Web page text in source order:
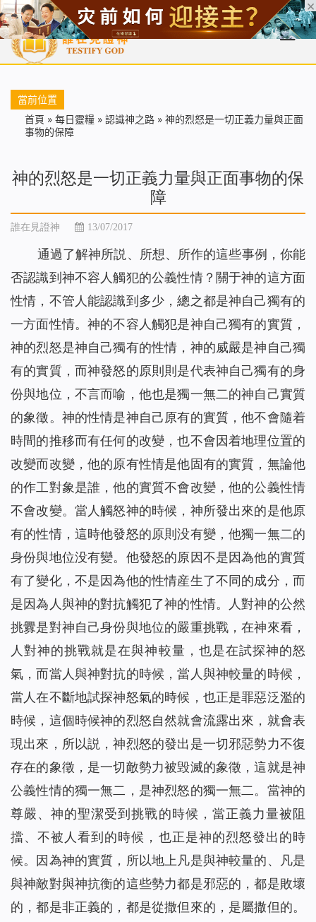
首頁 每日靈糧 天國福音 基督徒見證 信仰解答 聖經
當前位置
首頁 » 每日靈糧 » 認識神之路 » 神的烈怒是一切正義力量與正面
事物的保障
神的烈怒是一切正義力量與正面事物的保
障
誰在見證神 13/07/2017
通過了解神所説、所想、所作的這些事例，你能
否認識到神不容人觸犯的公義性情？關于神的這方面
性情，不管人能認識到多少，總之都是神自己獨有的
一方面性情。神的不容人觸犯是神自己獨有的實質，
神的烈怒是神自己獨有的性情，神的威嚴是神自己獨
有的實質，而神發怒的原則則是代表神自己獨有的身
份與地位，不言而喻，他也是獨一無二的神自己實質
的象徵。神的性情是神自己原有的實質，他不會隨着
時間的推移而有任何的改變，也不會因着地理位置的
改變而改變，他的原有性情是他固有的實質，無論他
的作工對象是誰，他的實質不會改變，他的公義性情
不會改變。當人觸怒神的時候，神所發出來的是他原
有的性情，這時他發怒的原則没有變，他獨一無二的
身份與地位没有變。他發怒的原因不是因為他的實質
有了變化，不是因為他的性情産生了不同的成分，而
是因為人與神的對抗觸犯了神的性情。人對神的公然
挑釁是對神自己身份與地位的嚴重挑戰，在神來看，
人對神的挑戰就是在與神較量，也是在試探神的怒
氣，而當人與神對抗的時候，當人與神較量的時候，
當人在不斷地試探神怒氣的時候，也正是罪惡泛濫的
時候，這個時候神的烈怒自然就會流露出來，就會表
現出來，所以説，神烈怒的發出是一切邪惡勢力不復
存在的象徵，是一切敵勢力被毁滅的象徵，這就是神
公義性情的獨一無二，是神烈怒的獨一無二。當神的
尊嚴、神的聖潔受到挑戰的時候，當正義力量被阻
擋、不被人看到的時候，也正是神的烈怒發出的時
候。因為神的實質，所以地上凡是與神較量的、凡是
與神敵對與神抗衡的這些勢力都是邪惡的，都是敗壞
的，都是非正義的，都是從撒但來的，是屬撒但的。